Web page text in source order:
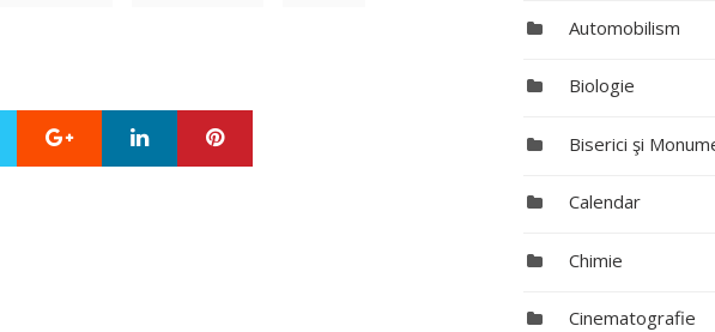
Google+ LinkedIn
Automobilism
Biologie
Biserici şi
Calendar
Chimie
Cinematografie